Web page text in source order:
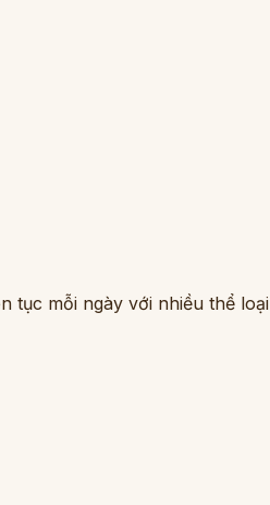
mỗi ngày với nhiều thể